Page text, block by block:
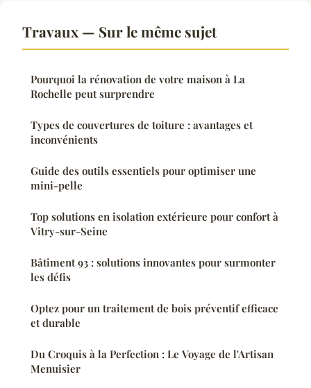
Travaux — Sur le même sujet
Pourquoi la rénovation de votre maison à La
Rochelle peut surprendre
Types de couvertures de toiture : avantages et
inconvénients
Guide des outils essentiels pour optimiser une
mini-pelle
Top solutions en isolation extérieure pour confort à
Vitry-sur-Seine
Bâtiment 93 : solutions innovantes pour surmonter
les défis
Optez pour un traitement de bois préventif efficace
et durable
Du Croquis à la Perfection : Le Voyage de l'Artisan
Menuisier